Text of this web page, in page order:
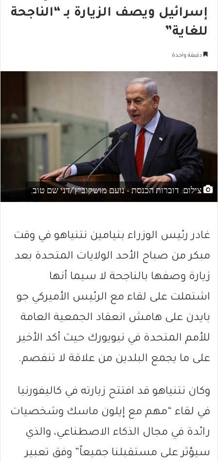
إسرائيل ويصف الزيارة بـ “الناجحة
للغاية”
دقيقة واحدة
צילום: דוברות הכנסת - נועם מושקוביץ'/דני שם טוב.
غادر رئيس الوزراء بنيامين نتنياهو في وقت
مبكر من صباح الأحد الولايات المتحدة بعد
زيارة وصفها بالناجحة لا سيما أنها
اشتملت على لقاء مع الرئيس الأميركي جو
بايدن على هامش انعقاد الجمعية العامة
للأمم المتحدة في نيويورك حيث أكد الأخير
على ما يجمع البلدين من علاقة لا تنفصم.
وكان نتنياهو قد افتتح زيارته في كاليفورنيا
في لقاء “مهم مع إيلون ماسك وشخصيات
رائدة في مجال الذكاء الاصطناعي، والذي
سيؤثر على مستقبلنا جميعاً” وفق تعبير